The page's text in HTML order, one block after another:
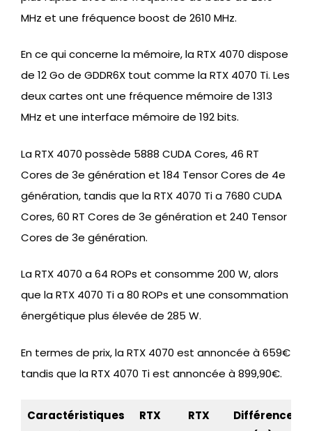
MHz et une fréquence boost de 2610 MHz.
En ce qui concerne la mémoire, la RTX 4070 dispose
de 12 Go de GDDR6X tout comme la RTX 4070 Ti. Les
deux cartes ont une fréquence mémoire de 1313
MHz et une interface mémoire de 192 bits.
La RTX 4070 possède 5888 CUDA Cores, 46 RT
Cores de 3e génération et 184 Tensor Cores de 4e
génération, tandis que la RTX 4070 Ti a 7680 CUDA
Cores, 60 RT Cores de 3e génération et 240 Tensor
Cores de 3e génération.
La RTX 4070 a 64 ROPs et consomme 200 W, alors
que la RTX 4070 Ti a 80 ROPs et une consommation
énergétique plus élevée de 285 W.
En termes de prix, la RTX 4070 est annoncée à 659€
tandis que la RTX 4070 Ti est annoncée à 899,90€.
Caractéristiques
RTX
RTX
Différence